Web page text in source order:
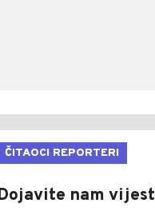
ČITAOCI REPORTERI
nam vijest